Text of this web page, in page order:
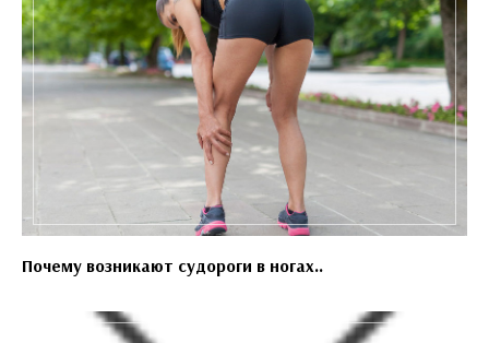
Почему возникают судороги в ногах..